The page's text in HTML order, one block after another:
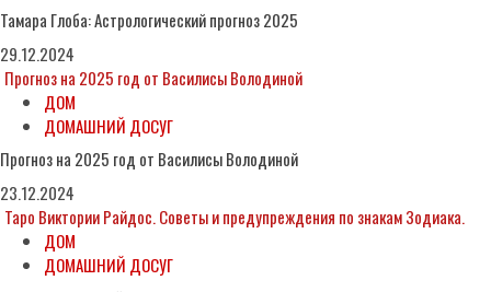
Тамара Глоба: Астрологический прогноз 2025
29.12.2024
Прогноз на 2025 год от Василисы Володиной
ДОМ
ДОМАШНИЙ ДОСУГ
Прогноз на 2025 год от Василисы Володиной
23.12.2024
Таро Виктории Райдос. Советы и предупреждения по знакам Зодиака.
ДОМ
ДОМАШНИЙ ДОСУГ